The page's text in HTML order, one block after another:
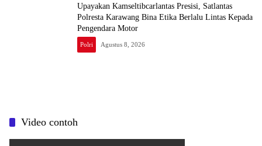
Upayakan Kamseltibcarlantas Presisi, Satlantas
Polresta Karawang Bina Etika Berlalu Lintas Kepada
Pengendara Motor
Polri Agustus 8, 2026
Video contoh